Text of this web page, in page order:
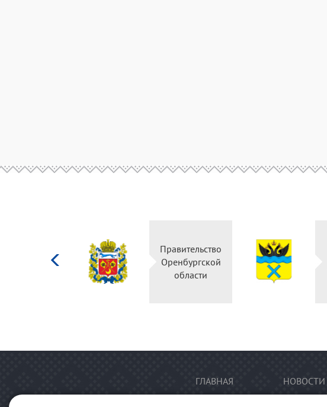
Правительство
Оренбургской
области
ГЛАВНАЯ НОВОСТИ